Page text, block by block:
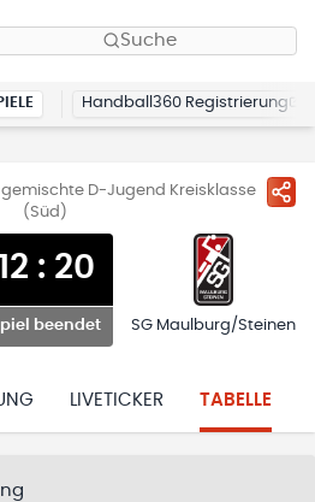
Suche
Handball360 Registrierung
D-Jugend Kreisklasse
(Süd)
12: 20
beendet SG Maulburg/Steinen
LIVETICKER TABELLE